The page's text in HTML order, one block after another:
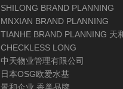
SHILONG BRAND PLANNING
MNXIAN BRAND PLANNING
TIANHE BRAND PLANNING 天
CHECKLESS LONG
中天物业管理有限公司
日本OSG欧爱水基